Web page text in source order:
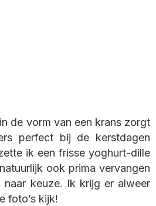
de vorm van een krans zorgt
perfect bij de kerstdagen
ik een frisse yoghurt-dille
ook prima vervangen
naar keuze. Ik krijg er alweer
foto’s kijk!